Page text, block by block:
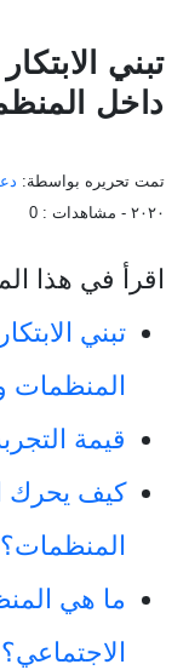
تبني
داخل
تمت تحريره بواسطة:
٢٠٢٠ - مشاهدات : 0
اقرأ في هذا
تبني
المنظمات
قيمة
كيف يحرك
المنظمات؟
ما هي
الاجتماعي؟